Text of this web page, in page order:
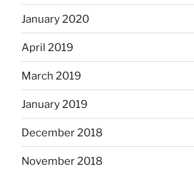
January 2020
April 2019
March 2019
January 2019
December 2018
November 2018